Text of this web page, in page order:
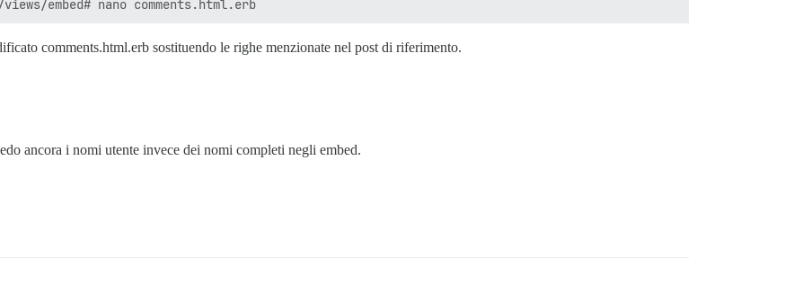
comments.html.erb sostituendo le righe menzionate nel post di riferimento.
ancora i nomi utente invece dei nomi completi negli embed.